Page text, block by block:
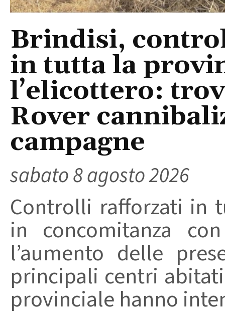
Brindisi,
in tutta la
l’elicottero:
Rover
campagne
sabato 8 agosto 2026
Controlli rafforzati in
in concomitanza
l’aumento delle
principali centri
provinciale hanno